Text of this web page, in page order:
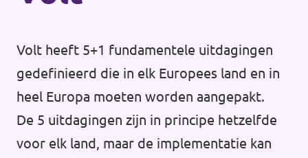
Volt heeft 5+1 fundamentele uitdagingen
gedefinieerd die in elk Europees land en in
heel Europa moeten worden aangepakt.
De 5 uitdagingen zijn in principe hetzelfde
voor elk land, maar de implementatie kan